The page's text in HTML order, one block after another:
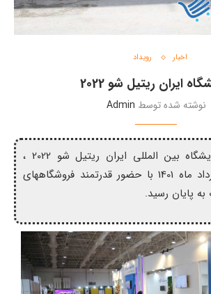
اخبار رویداد
ایران ریتیل شو 2022
نوشته شده توسط Admin
چهارمین دوره نمایشگاه بین المللی ایران ریتیل شو 2022 ،
درتاریخ 2 تا 5 مرداد ماه 1401 با حضور قدرتمند فروشگاههای
پایان رسید.